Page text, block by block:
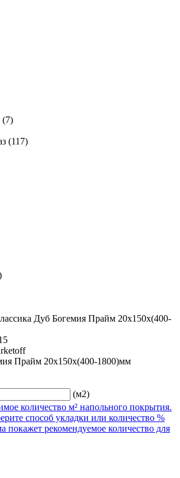
(7)
(117)
Дуб Богемия Прайм 20x150x(400-
Прайм 20x150x(400-1800)мм
(м2)
количество м² напольного покрытия.
способ укладки или количество %
покажет рекомендуемое количество для